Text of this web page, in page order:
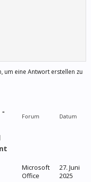
um eine Antwort erstellen zu
-
Forum Datum
Microsoft
Office
27. Juni
2025